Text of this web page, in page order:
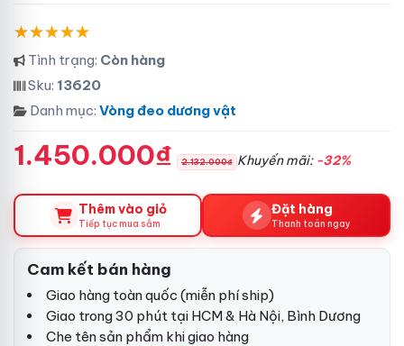
Tình trạng: Còn hàng
Sku: 13620
Danh mục: Vòng đeo dương vật
1.450.000₫ 2.132.000₫ Khuyến mãi: -32%
Thêm vào giỏ
Tiếp tục mua sắm
Đặt hàng
Thanh toán ngay
Cam kết bán hàng
Giao hàng toàn quốc (miễn phí ship)
Giao trong 30 phút tại HCM & Hà Nội, Bình Dương
Che tên sản phẩm khi giao hàng